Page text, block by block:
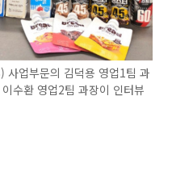
업부문의 김덕용 영업1팀 과
수환 영업2팀 과장이 인터뷰